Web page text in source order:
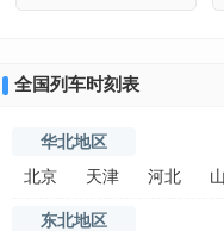
全国列车时刻表
华北地区
北京
天津 河北
东北地区